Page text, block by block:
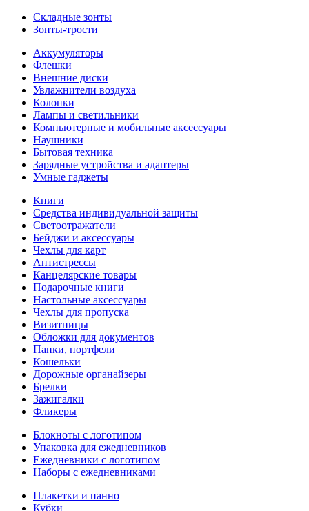
Складные зонты
Зонты-трости
Аккумуляторы
Флешки
Внешние диски
Увлажнители воздуха
Колонки
Лампы и светильники
Компьютерные и мобильные аксессуары
Наушники
Бытовая техника
Зарядные устройства и адаптеры
Умные гаджеты
Книги
Средства индивидуальной защиты
Светоотражатели
Бейджи и аксессуары
Чехлы для карт
Антистрессы
Канцелярские товары
Подарочные книги
Настольные аксессуары
Чехлы для пропуска
Визитницы
Обложки для документов
Папки, портфели
Кошельки
Дорожные органайзеры
Брелки
Зажигалки
Фликеры
Блокноты с логотипом
Упаковка для ежедневников
Ежедневники с логотипом
Наборы с ежедневниками
Плакетки и панно
Кубки